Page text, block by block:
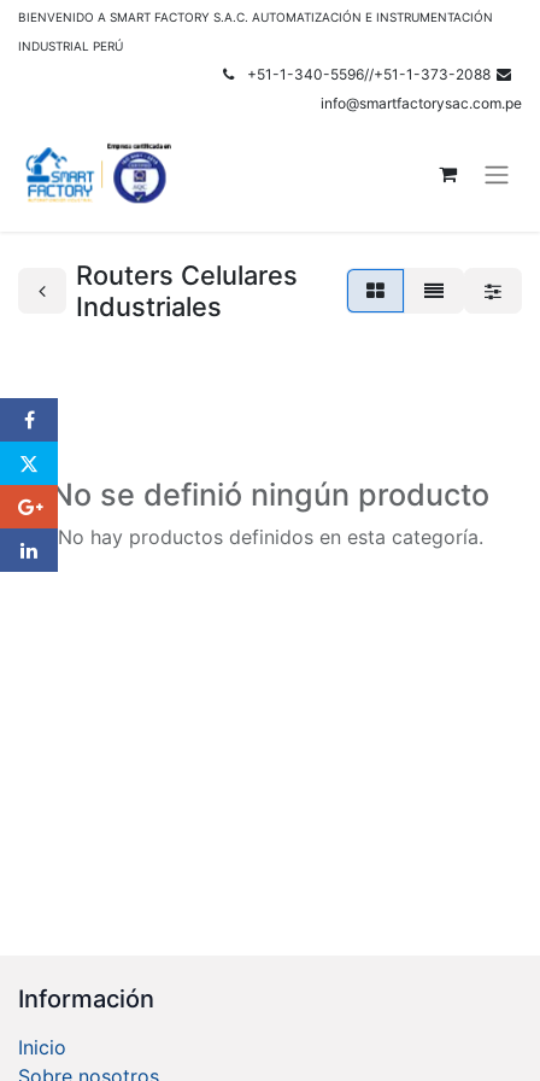
BIENVENIDO A SMART FACTORY S.A.C. AUTOMATIZACIÓN E INSTRUMENTACIÓN
INDUSTRIAL PERÚ
+51-1-340-5596//+51-1-373-2088
info@smartfactorysac.com.pe
Routers Celulares
Industriales
No se definió ningún producto
No hay productos definidos en esta categoría.
Información
Inicio
Sobre nosotros